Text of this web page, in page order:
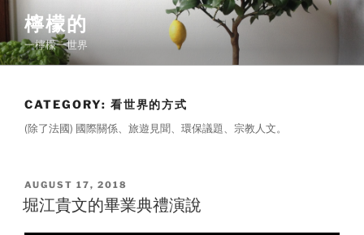
content
檸檬的
一檸檬一世界
CATEGORY: 看世界的方式
(除了法國) 國際關係、旅遊見聞、環保議題、宗教人文。
POSTED
ON
AUGUST 17, 2018
堀江貴文的畢業典禮演說